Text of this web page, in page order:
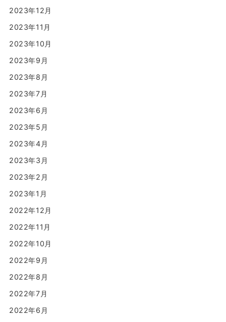
2023年12月
2023年11月
2023年10月
2023年9月
2023年8月
2023年7月
2023年6月
2023年5月
2023年4月
2023年3月
2023年2月
2023年1月
2022年12月
2022年11月
2022年10月
2022年9月
2022年8月
2022年7月
2022年6月